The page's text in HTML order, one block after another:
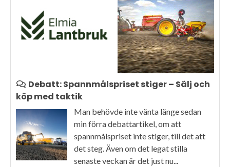
Debatt: Spannmålspriset stiger – Sälj och
köp med taktik
Man behövde inte vänta länge sedan
min förra debattartikel, om att
spannmålspriset inte stiger, till det att
det steg. Även om det legat stilla
senaste veckan är det just nu...